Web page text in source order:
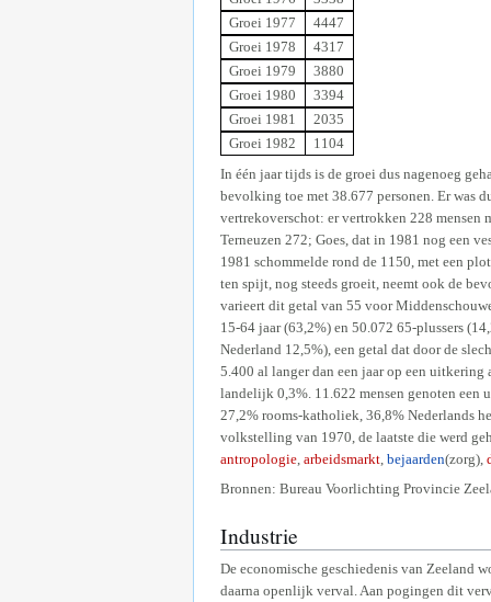
Groei 1977
4447
Groei 1978
4317
Groei 1979
3880
Groei 1980
3394
Groei 1981
2035
Groei 1982
1104
In één jaar tijds is de groei dus nagenoeg
bevolking toe met 38.677 personen. Er was
vertrekoverschot: er vertrokken 228
Terneuzen 272; Goes, dat in 1981 nog een
1981 schommelde rond de 1150, met een
ten spijt, nog steeds groeit, neemt ook de
varieert dit getal van 55 voor
15-64 jaar (63,2%) en 50.072 65-plussers
Nederland 12,5%), een getal dat door de
5.400 al langer dan een jaar op een
landelijk 0,3%. 11.622 mensen genoten
27,2% rooms-katholiek, 36,8% Nederlands
volkstelling van 1970, de laatste die werd
antropologie, arbeidsmarkt, bejaarden(zorg),
Bronnen: Bureau Voorlichting Provincie
Industrie
De economische geschiedenis van Zeeland
daarna openlijk verval. Aan pogingen dit